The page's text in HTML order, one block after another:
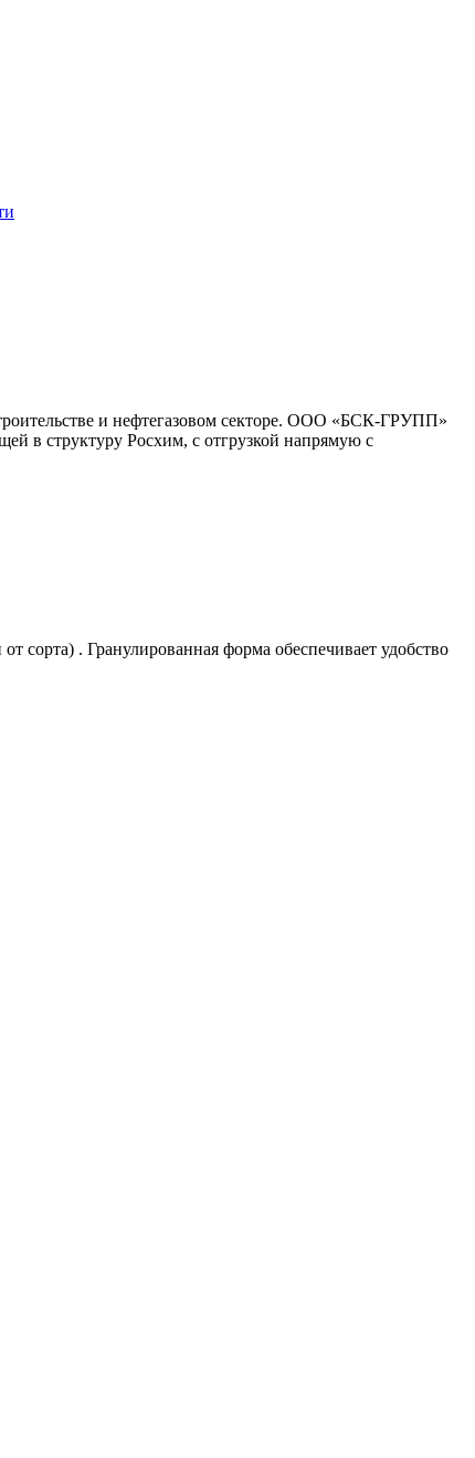
и нефтегазовом секторе. ООО «БСК-ГРУПП»
в структуру Росхим, с отгрузкой напрямую с
сорта) . Гранулированная форма обеспечивает удобство